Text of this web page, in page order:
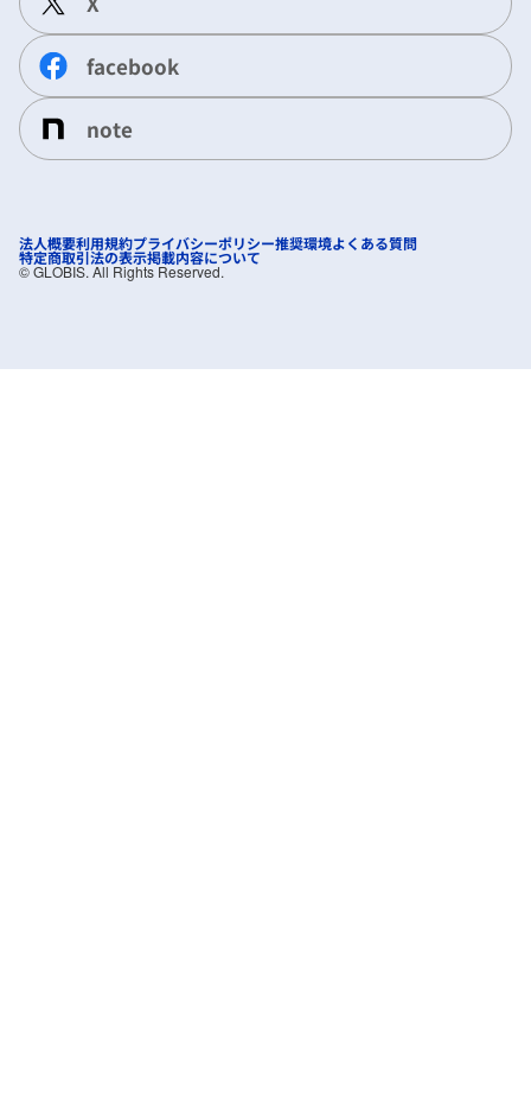
facebook
note
法人概要利用規約プライバシーポリシー推奨環境よくある質問
特定商取引法の表示掲載内容について
©︎ GLOBIS. All Rights Reserved.